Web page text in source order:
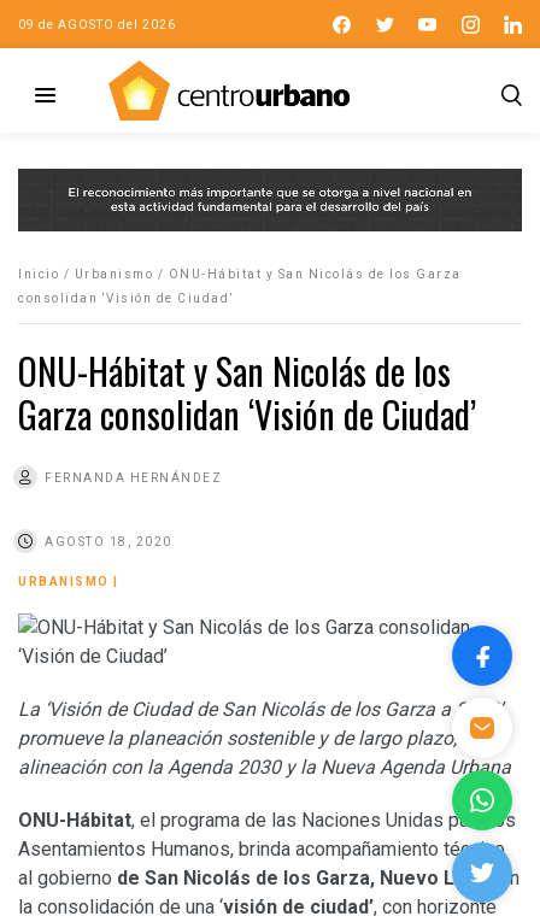
09 de AGOSTO del 2026
Inicio / Urbanismo / ONU-Hábitat y San Nicolás de los Garza
consolidan ‘Visión de Ciudad’
ONU-Hábitat y San Nicolás de los
Garza consolidan ‘Visión de Ciudad’
FERNANDA HERNÁNDEZ
AGOSTO 18, 2020
URBANISMO
La ‘Visión de Ciudad de San Nicolás de los Garza a 2030’
promueve la planeación sostenible y de largo plazo, en
alineación con la Agenda 2030 y la Nueva Agenda Urbana
ONU-Hábitat, el programa de las Naciones Unidas para los
Asentamientos Humanos, brinda acompañamiento técnico
al gobierno de San Nicolás de los Garza, Nuevo León,
en
la consolidación de una ‘visión de ciudad’, con horizonte